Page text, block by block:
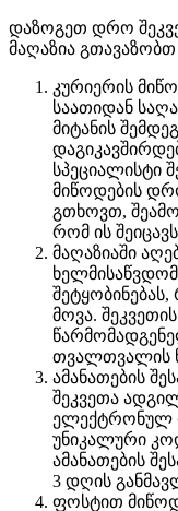
დაზოგეთ დრო
მაღაზია გთავაზობთ
კურიერის
საათიდან
მიტანის
სპეციალისტი
მიწოდების
გთხოვთ,
რომ ის
მაღაზიაში
მოვა.
თვალთვალის
ამანათების
შეკვეთა
ელექტრონულ
უნიკალური
ამანათების
3 დღის
ფოსტით